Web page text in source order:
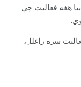
هغه فعالیت چې
سره راغلل،